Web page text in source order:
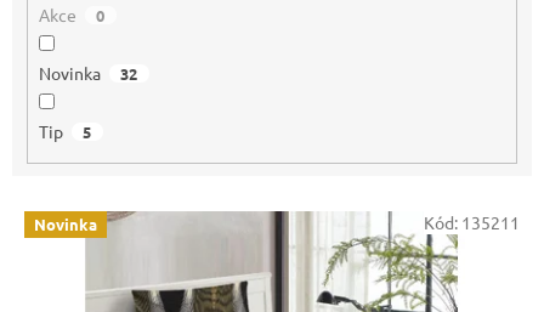
Akce 0
Novinka 32
Tip 5
V Novinka Kód: 135211